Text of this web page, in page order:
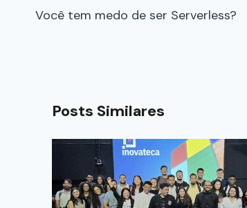
Você tem medo de ser Serverless?
Posts Similares